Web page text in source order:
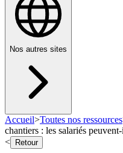
Nos autres sites
Accueil>Toutes nos ressources
chantiers : les salariés
<
Retour